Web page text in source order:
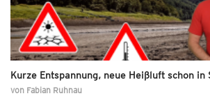
Kurze Entspannung, neue Heißluft schon in
von Fabian Ruhnau